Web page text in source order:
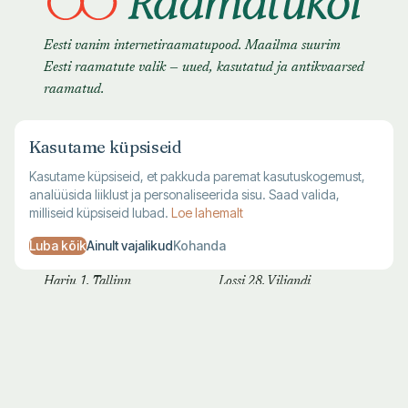
Eesti vanim internetiraamatupood. Maailma suurim
Eesti raamatute valik — uued, kasutatud ja antikvaarsed
raamatud.
TALLINNA KAUPLUS
Harju 1, Tallinn
VILJANDI KAUPLUS
Lossi 28, Viljandi
Kasutame küpsiseid
Kasutame küpsiseid, et pakkuda paremat kasutuskogemust,
analüüsida liiklust ja personaliseerida sisu. Saad valida,
milliseid küpsiseid lubad. Loe lahemalt
Luba kõikAinult vajalikudKohanda